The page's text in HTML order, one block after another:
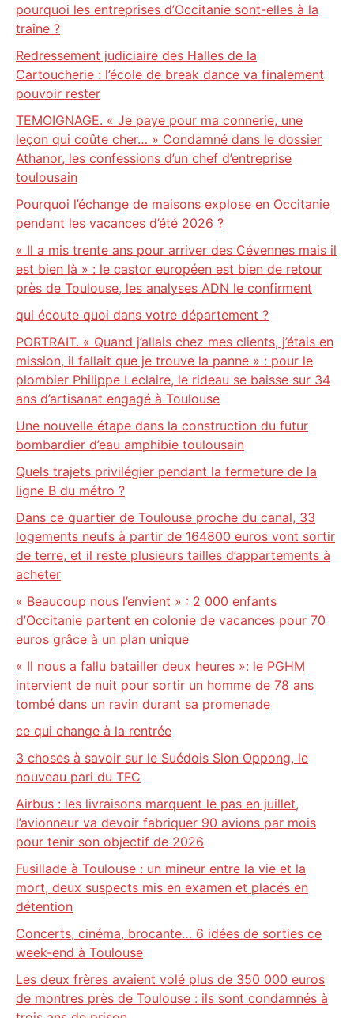
pourquoi les entreprises d’Occitanie sont-elles à la
traîne ?
Redressement judiciaire des Halles de la
Cartoucherie : l’école de break dance va finalement
pouvoir rester
TEMOIGNAGE. « Je paye pour ma connerie, une
leçon qui coûte cher… » Condamné dans le dossier
Athanor, les confessions d’un chef d’entreprise
toulousain
Pourquoi l’échange de maisons explose en Occitanie
pendant les vacances d’été 2026 ?
« Il a mis trente ans pour arriver des Cévennes mais il
est bien là » : le castor européen est bien de retour
près de Toulouse, les analyses ADN le confirment
qui écoute quoi dans votre département ?
PORTRAIT. « Quand j’allais chez mes clients, j’étais en
mission, il fallait que je trouve la panne » : pour le
plombier Philippe Leclaire, le rideau se baisse sur 34
ans d’artisanat engagé à Toulouse
Une nouvelle étape dans la construction du futur
bombardier d’eau amphibie toulousain
Quels trajets privilégier pendant la fermeture de la
ligne B du métro ?
Dans ce quartier de Toulouse proche du canal, 33
logements neufs à partir de 164800 euros vont sortir
de terre, et il reste plusieurs tailles d’appartements à
acheter
« Beaucoup nous l’envient » : 2 000 enfants
d’Occitanie partent en colonie de vacances pour 70
euros grâce à un plan unique
« Il nous a fallu batailler deux heures »: le PGHM
intervient de nuit pour sortir un homme de 78 ans
tombé dans un ravin durant sa promenade
ce qui change à la rentrée
3 choses à savoir sur le Suédois Sion Oppong, le
nouveau pari du TFC
Airbus : les livraisons marquent le pas en juillet,
l’avionneur va devoir fabriquer 90 avions par mois
pour tenir son objectif de 2026
Fusillade à Toulouse : un mineur entre la vie et la
mort, deux suspects mis en examen et placés en
détention
Concerts, cinéma, brocante… 6 idées de sorties ce
week-end à Toulouse
Les deux frères avaient volé plus de 350 000 euros
de montres près de Toulouse : ils sont condamnés à